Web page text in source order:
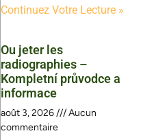
Continuez Votre Lecture »
Ou jeter les
radiographies –
Kompletní průvodce a
informace
août 3, 2026
Aucun
commentaire